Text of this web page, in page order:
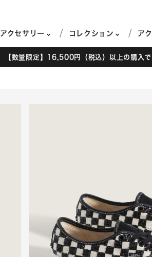
アクセサリー コレクション ア
【数量限定】16,500円（税込）以上の購入